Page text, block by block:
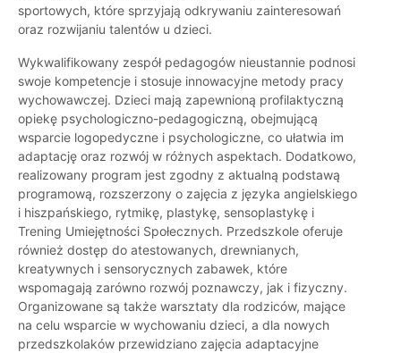
sportowych, które sprzyjają odkrywaniu zainteresowań
oraz rozwijaniu talentów u dzieci.
Wykwalifikowany zespół pedagogów nieustannie podnosi
swoje kompetencje i stosuje innowacyjne metody pracy
wychowawczej. Dzieci mają zapewnioną profilaktyczną
opiekę psychologiczno-pedagogiczną, obejmującą
wsparcie logopedyczne i psychologiczne, co ułatwia im
adaptację oraz rozwój w różnych aspektach. Dodatkowo,
realizowany program jest zgodny z aktualną podstawą
programową, rozszerzony o zajęcia z języka angielskiego
i hiszpańskiego, rytmikę, plastykę, sensoplastykę i
Trening Umiejętności Społecznych. Przedszkole oferuje
również dostęp do atestowanych, drewnianych,
kreatywnych i sensorycznych zabawek, które
wspomagają zarówno rozwój poznawczy, jak i fizyczny.
Organizowane są także warsztaty dla rodziców, mające
na celu wsparcie w wychowaniu dzieci, a dla nowych
przedszkolaków przewidziano zajęcia adaptacyjne